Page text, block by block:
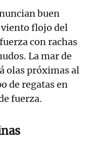
buen
flojo del
con rachas
La mar de
olas próximas al
de regatas en
fuerza.